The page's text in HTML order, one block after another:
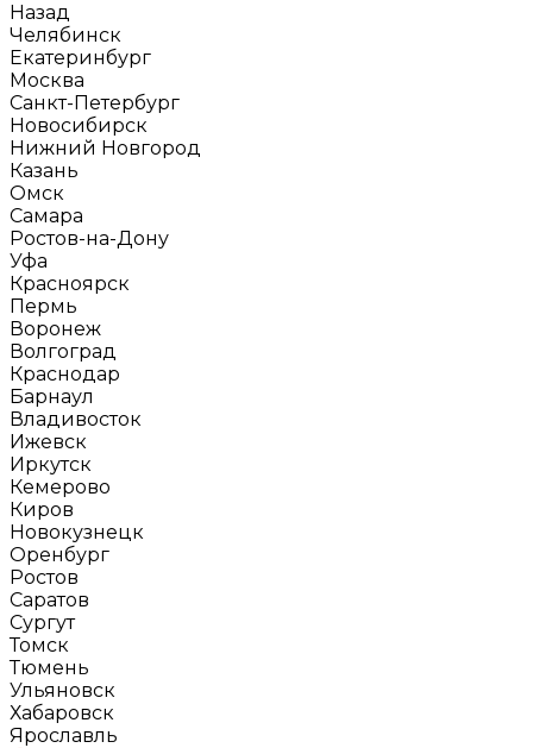
Назад
Челябинск
Екатеринбург
Москва
Санкт-Петербург
Новосибирск
Нижний Новгород
Казань
Омск
Самара
Ростов-на-Дону
Уфа
Красноярск
Пермь
Воронеж
Волгоград
Краснодар
Барнаул
Владивосток
Ижевск
Иркутск
Кемерово
Киров
Новокузнецк
Оренбург
Ростов
Саратов
Сургут
Томск
Тюмень
Ульяновск
Хабаровск
Ярославль